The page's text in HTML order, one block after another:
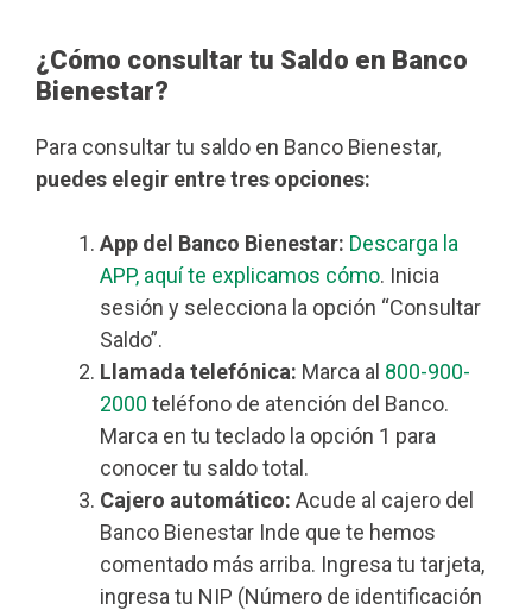
¿Cómo consultar tu Saldo en Banco
Bienestar?
Para consultar tu saldo en Banco Bienestar,
puedes elegir entre tres opciones:
App del Banco Bienestar: Descarga la
APP, aquí te explicamos cómo. Inicia
sesión y selecciona la opción “Consultar
Saldo”.
Llamada telefónica: Marca al 800-900-
2000 teléfono de atención del Banco.
Marca en tu teclado la opción 1 para
conocer tu saldo total.
Cajero automático: Acude al cajero del
Banco Bienestar Inde que te hemos
comentado más arriba. Ingresa tu tarjeta,
ingresa tu NIP (Número de identificación